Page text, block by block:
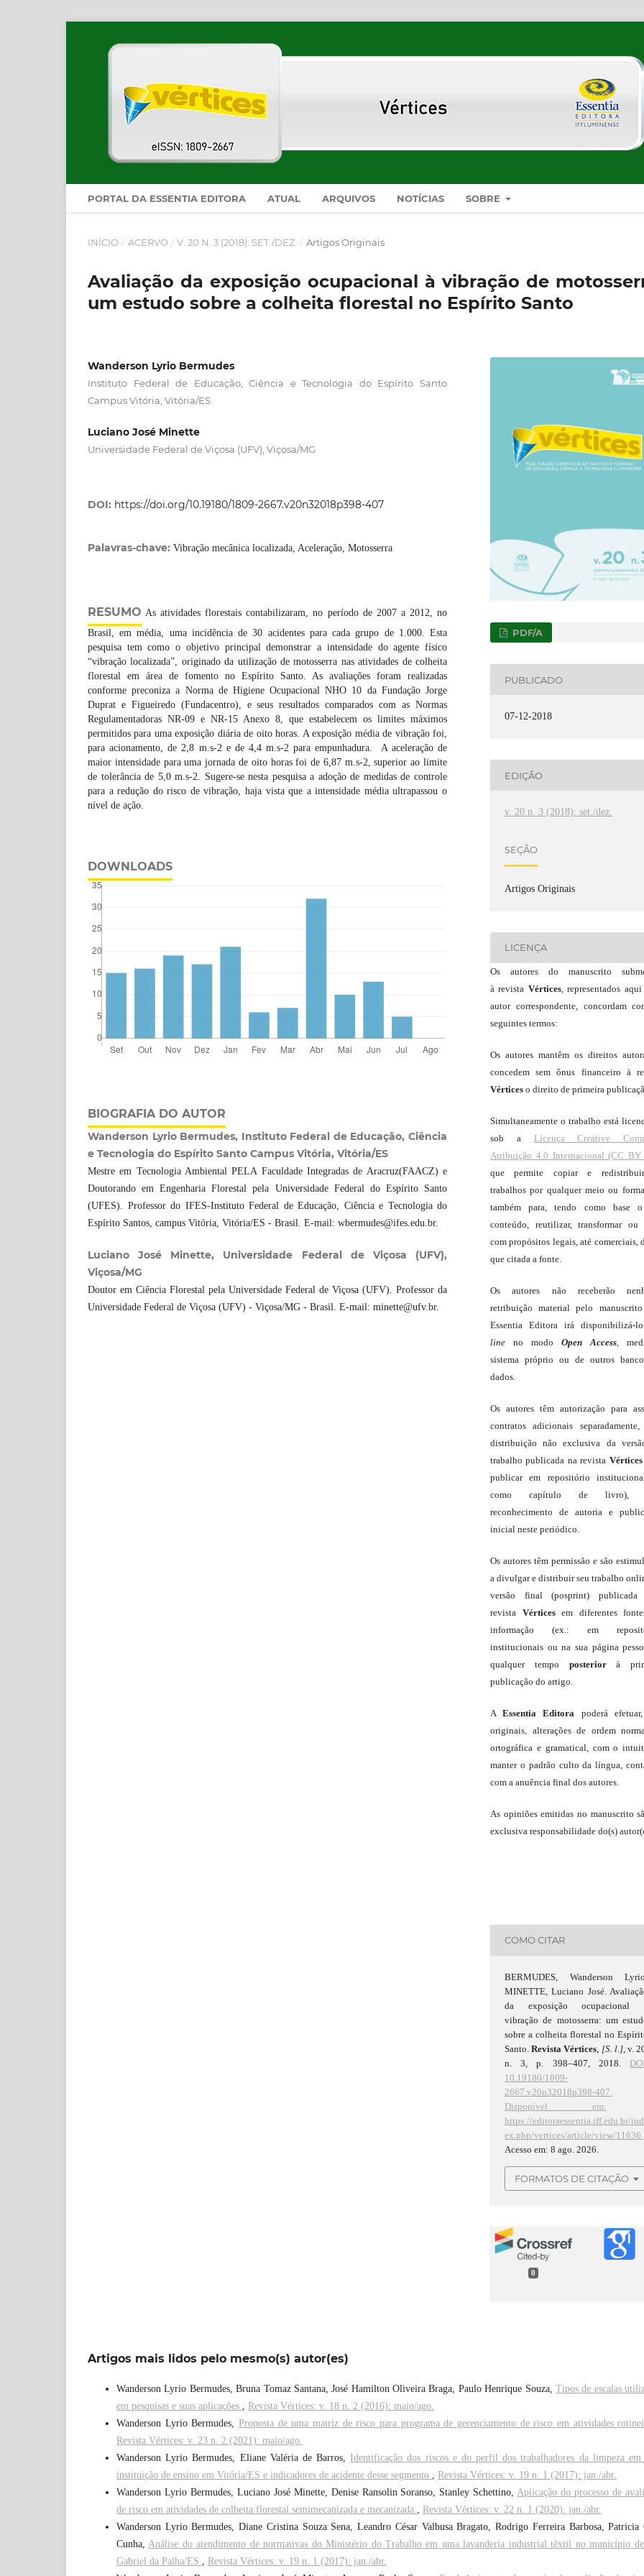
PORTAL DA ESSENTIA EDITORA ATUAL ARQUIVOS NOTÍCIAS SOBRE
INÍCIO / ACERVO / V. 20 N. 3 (2018): SET./DEZ. / Artigos Originais
Avaliação da exposição ocupacional à vibração de
um estudo sobre a colheita florestal no Espírito Santo
Wanderson Lyrio Bermudes
Instituto Federal de Educação, Ciência e Tecnologia do Espírito Santo
Campus Vitória, Vitória/ES
Luciano José Minette
Universidade Federal de Viçosa (UFV), Viçosa/MG
DOI: https://doi.org/10.19180/1809-2667.v20n32018p398-407
Palavras-chave: Vibração mecânica localizada, Aceleração, Motosserra
RESUMO As atividades florestais contabilizaram, no período de 2007 a 2012, no
Brasil, em média, uma incidência de 30 acidentes para cada grupo de 1.000. Esta
pesquisa tem como o objetivo principal demonstrar a intensidade do agente físico
“vibração localizada”, originado da utilização de motosserra nas atividades de colheita
florestal em área de fomento no Espírito Santo. As avaliações foram realizadas
conforme preconiza a Norma de Higiene Ocupacional NHO 10 da Fundação Jorge
Duprat e Figueiredo (Fundacentro), e seus resultados comparados com as Normas
Regulamentadoras NR-09 e NR-15 Anexo 8, que estabelecem os limites máximos
permitidos para uma exposição diária de oito horas. A exposição média de vibração foi,
para acionamento, de 2,8 m.s-2 e de 4,4 m.s-2 para empunhadura. A aceleração de
maior intensidade para uma jornada de oito horas foi de 6,87 m.s-2, superior ao limite
de tolerância de 5,0 m.s-2. Sugere-se nesta pesquisa a adoção de medidas de controle
para a redução do risco de vibração, haja vista que a intensidade média ultrapassou o
nível de ação.
DOWNLOADS
BIOGRAFIA DO AUTOR
Wanderson Lyrio Bermudes, Instituto Federal de Educação, Ciência
e Tecnologia do Espírito Santo Campus Vitória, Vitória/ES
Mestre em Tecnologia Ambiental PELA Faculdade Integradas de Aracruz(FAACZ) e
Doutorando em Engenharia Florestal pela Universidade Federal do Espírito Santo
(UFES). Professor do IFES-Instituto Federal de Educação, Ciência e Tecnologia do
Espírito Santos, campus Vitória, Vitória/ES - Brasil. E-mail: wbermudes@ifes.edu.br.
Luciano José Minette, Universidade Federal de Viçosa (UFV),
Viçosa/MG
Doutor em Ciência Florestal pela Universidade Federal de Viçosa (UFV). Professor da
Universidade Federal de Viçosa (UFV) - Viçosa/MG - Brasil. E-mail: minette@ufv.br.
PDF/A
PUBLICADO
07-12-2018
EDIÇÃO
v. 20 n. 3 (2018): set./dez.
SEÇÃO
Artigos Originais
LICENÇA
Os autores do manuscrito
à revista Vértices, representados
autor correspondente, concordam
seguintes termos:
Os autores mantêm os direitos
concedem sem ônus financeiro à
Vértices o direito de primeira
Simultaneamente o trabalho está
sob a Licença Creative
Atribuição 4.0 Internacional (CC BY
que permite copiar e
trabalhos por qualquer meio ou
também para, tendo como base
conteúdo, reutilizar, transformar ou
com propósitos legais, até comerciais,
que citada a fonte.
Os autores não receberão
retribuição material pelo
Essentia Editora irá disponibilizá-lo
line no modo Open Access ,
sistema próprio ou de outros
dados.
Os autores têm autorização para
contratos adicionais separadamente,
distribuição não exclusiva da
trabalho publicada na revista Vértices
publicar em repositório
como capítulo de livro),
reconhecimento de autoria e
inicial neste periódico.
Os autores têm permissão e são
a divulgar e distribuir seu trabalho
versão final (posprint) publicada
revista Vérticesem diferentes
informação (ex.: em
institucionais ou na sua página
qualquer tempo posteriorà
publicação do artigo.
AEssentia Editora poderá
originais, alterações de ordem
ortográfica e gramatical, com o
manter o padrão culto da língua,
com a anuência final dos autores.
As opiniões emitidas no manuscrito
exclusiva responsabilidade do(s)
COMO CITAR
BERMUDES, Wanderson
MINETTE, Luciano José.
da exposição ocupacional
vibração de motosserra: um
sobre a colheita florestal no
Santo.Revista Vértices [S. l.], v.
n. 3, p. 398–407, 2018.
10.19180/1809-
2667.v20n32018p398-407.
Disponível em:
https://editoraessentia.iff.edu.br/ind
ex.php/vertices/article/view/11636.
Acesso em: 8 ago. 2026.
FORMATOS DE CITAÇÃO
0
Artigos mais lidos pelo mesmo(s) autor(es)
Wanderson Lyrio Bermudes, Bruna Tomaz Santana, José Hamilton Oliveira Braga, Paulo Henrique Souza, Tipos de escalas
em pesquisas e suas aplicações
Revista Vértices: v. 18 n. 2 (2016): maio/ago.
Wanderson Lyrio Bermudes, Proposta de uma matriz de risco para programa de gerenciamento de risco em atividades
Revista Vértices: v. 23 n. 2 (2021): maio/ago.
Wanderson Lyrio Bermudes, Eliane Valéria de Barros, Identificação dos riscos e do perfil dos trabalhadores da limpeza em
instituição de ensino em Vitória/ES e indicadores de acidente desse segmento
Revista Vértices: v. 19 n. 1 (2017): jan./abr.
Wanderson Lyrio Bermudes, Luciano José Minette, Denise Ransolin Soranso, Stanley Schettino, Aplicação do processo de
de risco em atividades de colheita florestal semimecanizada e mecanizada
Revista Vértices: v. 22 n. 1 (2020): jan./abr.
Wanderson Lyrio Bermudes, Diane Cristina Souza Sena, Leandro César Valbusa Bragato, Rodrigo Ferreira Barbosa, Patricia
Cunha, Análise do atendimento de normativas do Ministério do Trabalho em uma lavanderia industrial têxtil no município
Gabriel da Palha/ES
Revista Vértices: v. 19 n. 1 (2017): jan./abr.